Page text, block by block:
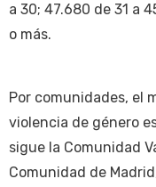
a 30; 47.680 de 31 a
o más.
Por comunidades, el
violencia de género
sigue la Comunidad
Comunidad de